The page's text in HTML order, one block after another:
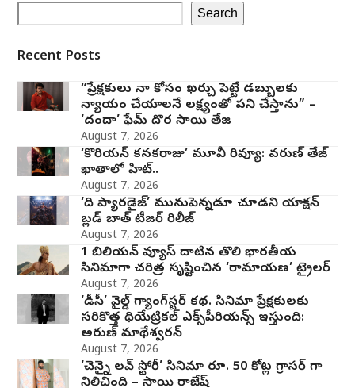
Search
Recent Posts
“ప్రేక్షకులు నా కోసం ఖర్చు పెట్టే డబ్బులకు
న్యాయం చేయాలనే లక్ష్యంతో పని చేస్తాను” –
‘దందా’ ఫేమ్ దొర సాయి తేజ
August 7, 2026
‘కొరియన్ కనకరాజు’ మూవీ రివ్యూ: వరుణ్ తేజ్
ఖాతాలో హిట్..
August 7, 2026
‘ది ప్యారడైజ్’ మునుపెన్నడూ చూడని యాక్షన్
బ్లడ్ బాత్ టీజర్ రిలీజ్
August 7, 2026
1 బిలియన్ వ్యూస్ దాటిన తొలి భారతీయ
సినిమాగా చరిత్ర సృష్టించిన ‘రామాయణ’ ట్రైలర్
August 7, 2026
‘డీసీ’ వైల్డ్ గ్యాంగ్‌స్టర్ కథ. సినిమా ప్రేక్షకులకు
సరికొత్త థియేట్రికల్ ఎక్స్‌పీరియన్స్ ఇస్తుంది:
అరుణ్ మాథేశ్వరన్
August 7, 2026
‘చెన్నై లవ్ స్టోరీ’ సినిమా రూ. 50 కోట్ల గ్రాసర్ గా
నిలిచింది – సాయి రాజేష్